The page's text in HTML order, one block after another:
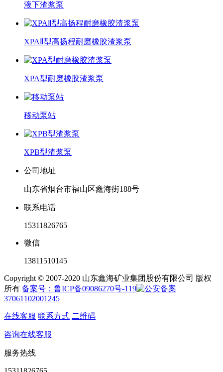
液下渣浆泵
XPAⅡ型高扬程耐磨橡胶渣浆泵
XPA型耐磨橡胶渣浆泵
移动泵站
XPB型渣浆泵
公司地址
山东省烟台市福山区鑫海街188号
联系电话
15311826765
微信
13811510145
Copyright © 2007-2020 山东鑫海矿业集团股份有限公司 版权
所有 备案号：鲁ICP备09086270号-119
37061102001245
在线客服 联系方式 二维码
咨询在线客服
服务热线